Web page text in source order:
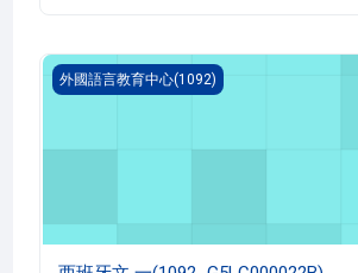
西班牙文 一(1092_G5LC000022B)
外國語言教育中心(1092)